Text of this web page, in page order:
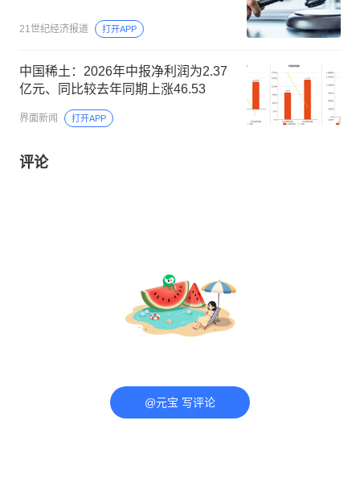
21世纪经济报道 打开APP
中国稀土：2026年中报净利润为2.37
亿元、同比较去年同期上涨46.53
界面新闻 打开APP
评论
@元宝 写评论